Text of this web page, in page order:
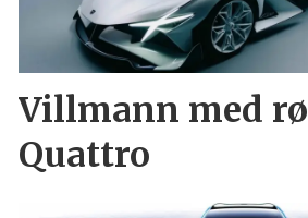
Villmann med
Quattro